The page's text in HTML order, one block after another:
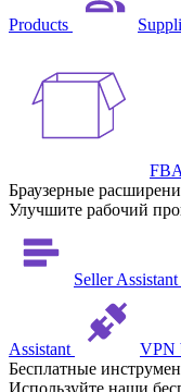
Products
Браузерные
Улучшите рабочий
Seller
Assistant
VPN
Бесплатные
Используйте наши